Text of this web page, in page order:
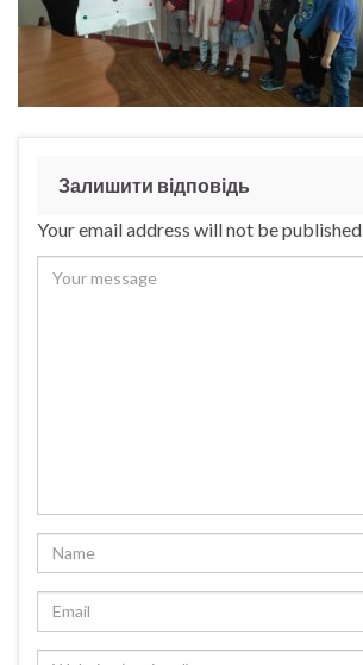
Залишити відповідь
Your email address will not be published.